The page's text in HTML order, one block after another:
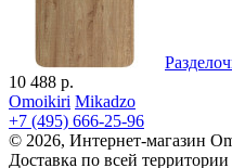
10 488 р.
Omoikiri Mikadzo
+7 (495) 666-25-96
© 2026, Интернет-магазин
Доставка по всей